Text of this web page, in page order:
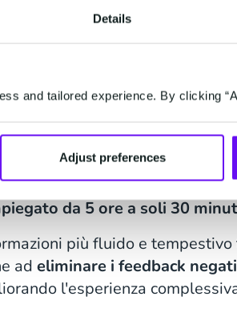
Details
and tailored experience. By clicking
Adjust preferences
la comunicazione
di WhatsApp Business
consentendo
da 5 ore a soli 30
più fluido e tempestivo
adeliminare i feedback
l'esperienza